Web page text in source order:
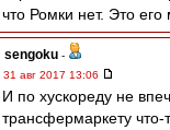
что Ромки нет. Это его
sengoku -
31 авг 2017 13:06
И по хускореду не
трансфермаркету